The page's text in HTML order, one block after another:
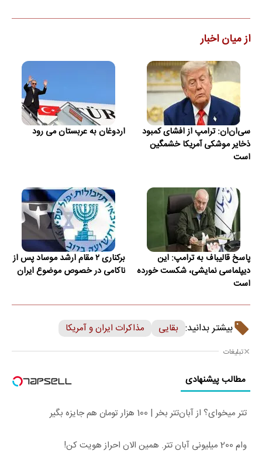
از میان اخبار
سی‌ان‌ان: ترامپ از افشای کمبود
ذخایر موشکی آمریکا خشمگین
است
اردوغان به عربستان می رود
پاسخ قالیباف به ترامپ: این
دیپلماسی نمایشی، شکست خورده
است
برکناری ۲ مقام ارشد موساد پس از
ناکامی در خصوص موضوع ایران
بیشتر بدانید: بقایی مذاکرات ایران و آمریکا
تبلیغات
مطالب پیشنهادی
تتر میخوای؟ از آبان‌تتر بخر | 100 هزار تومان هم جایزه بگیر
وام 200 میلیونی آبان تتر. همین الان احراز هویت کن!